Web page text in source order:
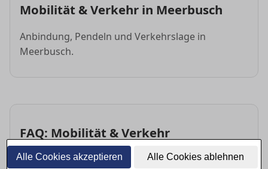
Alle Cookies akzeptieren Alle Cookies ablehnen
Mobilität & Verkehr in Meerbusch
Anbindung, Pendeln und Verkehrslage in
Meerbusch.
FAQ: Mobilität & Verkehr
Wie ist die ÖPNV-Anbindung in Meerbusch?